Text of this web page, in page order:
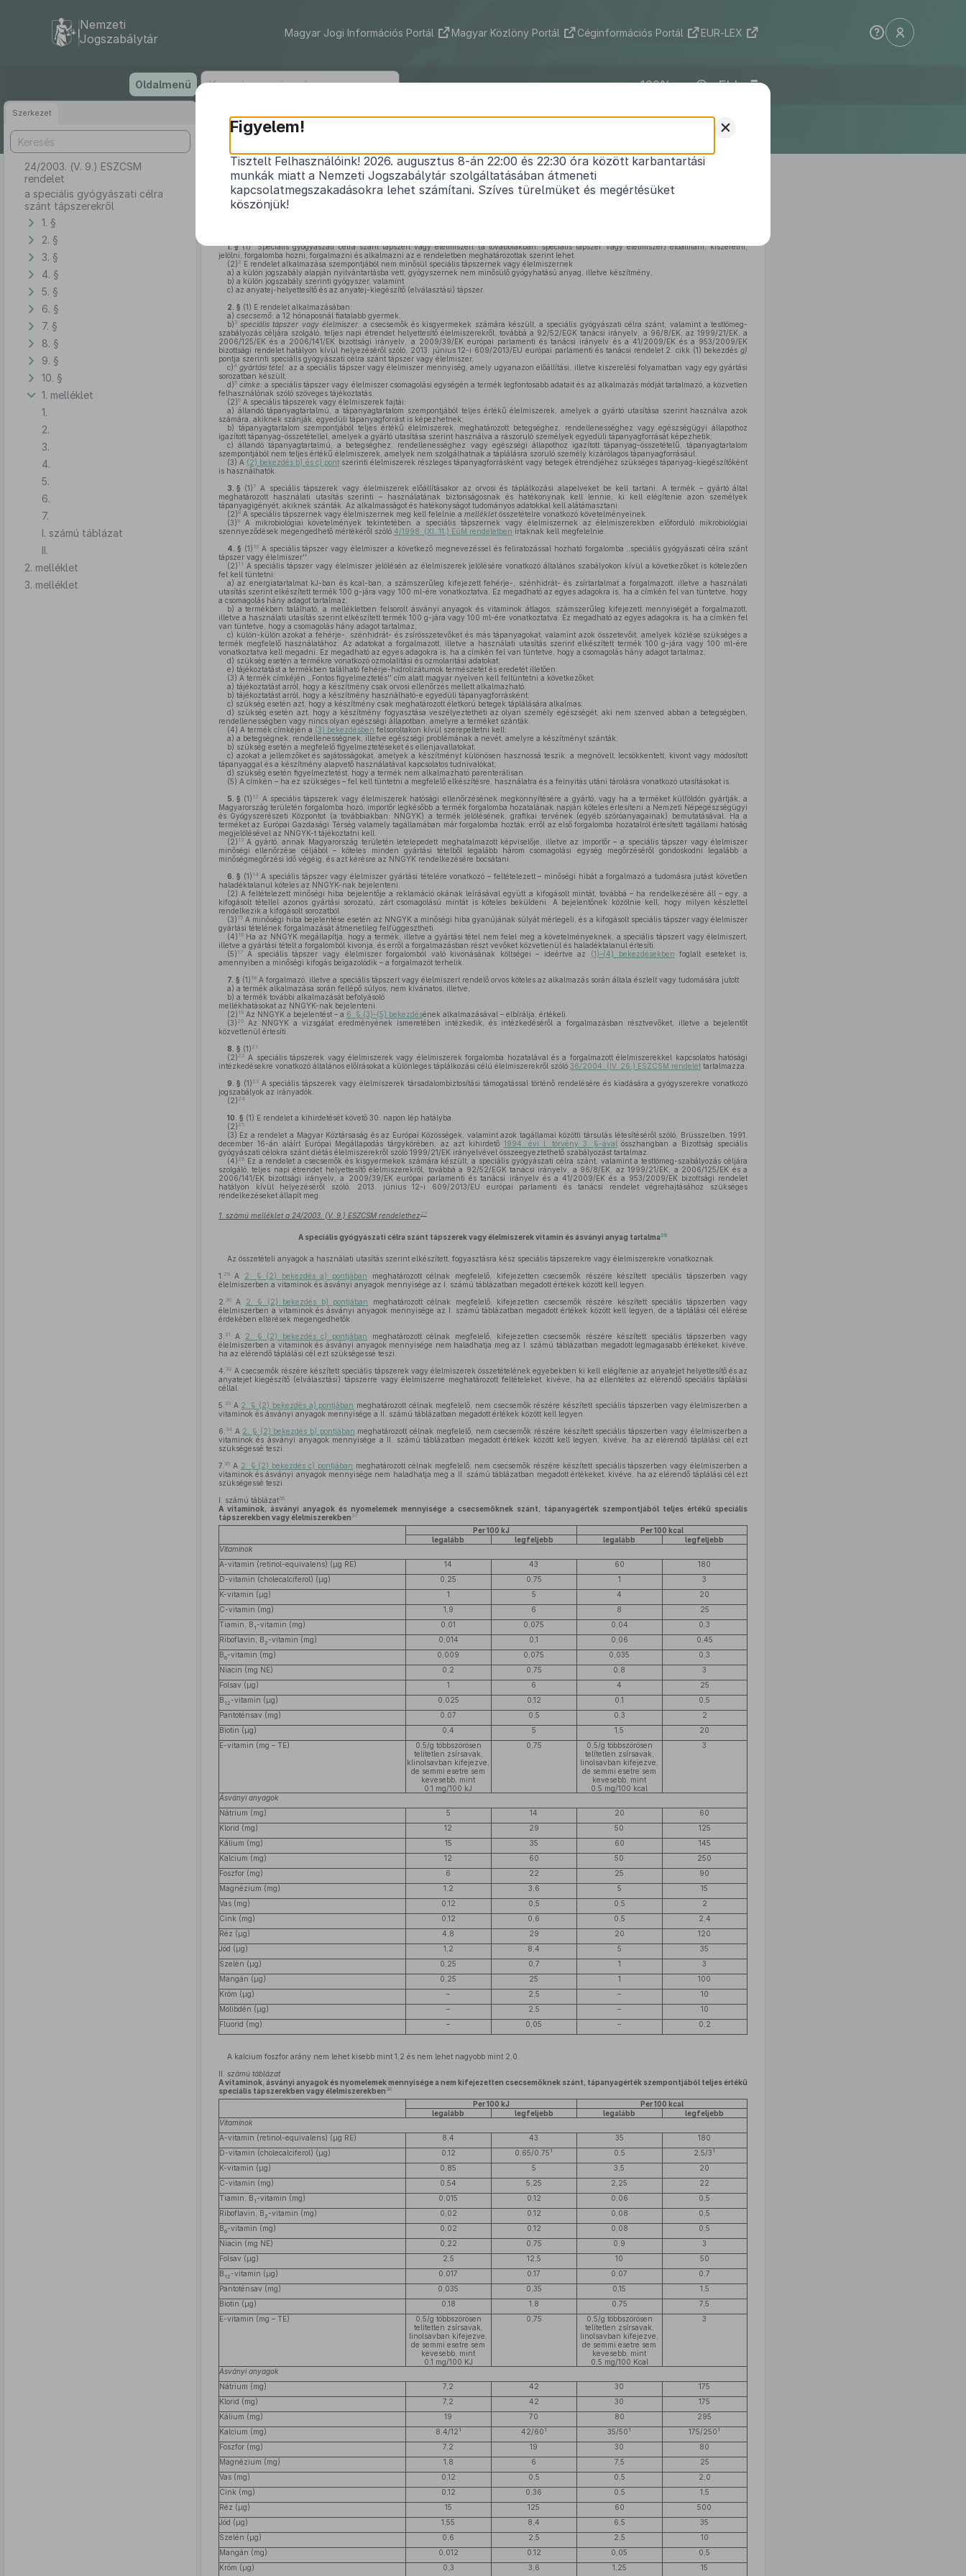
tartalomra
Nemzeti
Jogszabálytár
Magyar Jogi Információs Portál Magyar Közlöny Portál Céginformációs Portál EUR-LEX
Oldalmenü ELI
Szerkezet
24/2003. (V. 9.) ESZCSM
rendelet
a speciális gyógyászati célra
szánt tápszerekről
1. §
2. §
3. §
4. §
5. §
6. §
7. §
8. §
9. §
10. §
1. melléklet
1.
2.
3.
4.
5.
6.
7.
I. számú táblázat
II.
2. melléklet
3. melléklet
24/2003. (V. 9.) ESZCSM rendelet
a speciális gyógyászati célra szánt tápszerekről
Hatályos: 2023. 08. 11. –
1. §(1) Speciális gyógyászati célra szánt tápszert vagy élelmiszert (a továbbiakban: speciális tápszer vagy élelmiszer) előállítani, kiszerelni,
jelölni, forgalomba hozni, forgalmazni és alkalmazni az e rendeletben meghatározottak szerint lehet.
(2) 2 E rendelet alkalmazása szempontjából nem minősül speciális tápszernek vagy élelmiszernek
a) a külön jogszabály alapján nyilvántartásba vett, gyógyszernek nem minősülő gyógyhatású anyag, illetve készítmény,
b) a külön jogszabály szerinti gyógyszer, valamint
c) az anyatej-helyettesítő és az anyatej-kiegészítő (elválasztási) tápszer.
2. § (1) E rendelet alkalmazásában:
a) csecsemő: a 12 hónaposnál fiatalabb gyermek,
b) 3 speciális tápszer vagy élelmiszer: a csecsemők és kisgyermekek számára készült, a speciális gyógyászati célra szánt, valamint a testtömeg-
szabályozás céljára szolgáló, teljes napi étrendet helyettesítő élelmiszerekről, továbbá a 92/52/EGK tanácsi irányelv, a 96/8/EK, az 1999/21/EK, a
2006/125/EK és a 2006/141/EK bizottsági irányelv, a 2009/39/EK európai parlamenti és tanácsi irányelv és a 41/2009/EK és a 953/2009/EK
bizottsági rendelet hatályon kívül helyezéséről szóló, 2013. június 12-i 609/2013/EU európai parlamenti és tanácsi rendelet 2. cikk (1) bekezdésg)
pontja szerinti speciális gyógyászati célra szánt tápszer vagy élelmiszer,
c)4 gyártási tétel: az a speciális tápszer vagy élelmiszer mennyiség, amely ugyanazon előállítási, illetve kiszerelési folyamatban vagy egy gyártási
sorozatban készült,
d)5 címke: a speciális tápszer vagy élelmiszer csomagolási egységén a termék legfontosabb adatait és az alkalmazás módját tartalmazó, a közvetlen
felhasználónak szóló szöveges tájékoztatás.
(2)6A speciális tápszerek vagy élelmiszerek fajtái:
a) állandó tápanyagtartalmú, a tápanyagtartalom szempontjából teljes értékű élelmiszerek, amelyek a gyártó utasítása szerint használva azok
számára, akiknek szánják, egyedüli tápanyagforrást is képezhetnek;
b) tápanyagtartalom szempontjából teljes értékű élelmiszerek, meghatározott betegséghez, rendellenességhez vagy egészségügyi állapothoz
igazított tápanyag-összetétellel, amelyek a gyártó utasítása szerint használva a rászoruló személyek egyedüli tápanyagforrását képezhetik;
c) állandó tápanyagtartalmú, a betegséghez, rendellenességhez vagy egészségi állapothoz igazított tápanyag-összetételű, tápanyagtartalom
szempontjából nem teljes értékű élelmiszerek, amelyek nem szolgálhatnak a táplálásra szoruló személy kizárólagos tápanyagforrásául.
(3) A (2) bekezdés b) és c) pontszerinti élelmiszerek részleges tápanyagforrásként vagy betegek étrendjéhez szükséges tápanyag-kiegészítőként
is használhatók.
3. § (1)7
A speciális tápszerek vagy élelmiszerek előállításakor az orvosi és táplálkozási alapelveket be kell tartani. A termék – gyártó által
meghatározott használati utasítás szerinti – használatának biztonságosnak és hatékonynak kell lennie, ki kell elégítenie azon személyek
tápanyagigényét, akiknek szánták. Az alkalmasságot és hatékonyságot tudományos adatokkal kell alátámasztani.
(2)8A speciális tápszernek vagy élelmiszernek meg kell felelnie a mellékletösszetételre vonatkozó követelményeinek.
(3)9A mikrobiológiai követelmények tekintetében a speciális tápszernek vagy élelmiszernek az élelmiszerekben előforduló mikrobiológiai
szennyeződések megengedhető mértékéről szóló 4/1998. (XI. 11.) EüM rendeletben írtaknak kell megfelelnie.
4. § (1) 10A speciális tápszer vagy élelmiszer a következő megnevezéssel és feliratozással hozható forgalomba ,,speciális gyógyászati célra szánt
tápszer vagy élelmiszer''.
(2) 11 A speciális tápszer vagy élelmiszer jelölésén az élelmiszerek jelölésére vonatkozó általános szabályokon kívül a következőket is kötelezően
fel kell tüntetni:
a) az energiatartalmat kJ-ban és kcal-ban, a számszerűleg kifejezett fehérje-, szénhidrát- és zsírtartalmat a forgalmazott, illetve a használati
utasítás szerint elkészített termék 100 g-jára vagy 100 ml-ére vonatkoztatva. Ez megadható az egyes adagokra is, ha a címkén fel van tüntetve, hogy
a csomagolás hány adagot tartalmaz;
b) a termékben található, a mellékletben felsorolt ásványi anyagok és vitaminok átlagos, számszerűleg kifejezett mennyiségét a forgalmazott,
illetve a használati utasítás szerint elkészített termék 100 g-jára vagy 100 ml-ére vonatkoztatva. Ez megadható az egyes adagokra is, ha a címkén fel
van tüntetve, hogy a csomagolás hány adagot tartalmaz;
c) külön-külön azokat a fehérje-, szénhidrát- és zsírösszetevőket és más tápanyagokat, valamint azok összetevőit, amelyek közlése szükséges a
termék megfelelő használatához. Az adatokat a forgalmazott, illetve a használati utasítás szerint elkészített termék 100 g-jára vagy 100 ml-ére
vonatkoztatva kell megadni. Ez megadható az egyes adagokra is, ha a címkén fel van tüntetve, hogy a csomagolás hány adagot tartalmaz;
d) szükség esetén a termékre vonatkozó ozmolalitási és ozmolaritási adatokat;
e) tájékoztatást a termékben található fehérje-hidrolizátumok természetét és eredetét illetően.
(3) A termék címkéjén ,,Fontos figyelmeztetés'' cím alatt magyar nyelven kell feltüntetni a következőket:
a) tájékoztatást arról, hogy a készítmény csak orvosi ellenőrzés mellett alkalmazható;
b) tájékoztatást arról, hogy a készítmény használható-e egyedüli tápanyagforrásként;
c) szükség esetén azt, hogy a készítmény csak meghatározott életkorú betegek táplálására alkalmas;
d) szükség esetén azt, hogy a készítmény fogyasztása veszélyeztetheti az olyan személy egészségét, aki nem szenved abban a betegségben,
rendellenességben vagy nincs olyan egészségi állapotban, amelyre a terméket szánták.
(4) A termék címkéjén a (3) bekezdésben felsoroltakon kívül szerepeltetni kell:
a) a betegségnek, rendellenességnek, illetve egészségi problémának a nevét, amelyre a készítményt szánták;
b) szükség esetén a megfelelő figyelmeztetéseket és ellenjavallatokat;
c) azokat a jellemzőket és sajátosságokat, amelyek a készítményt különösen hasznossá teszik, a megnövelt, lecsökkentett, kivont vagy módosított
tápanyaggal és a készítmény alapvető használatával kapcsolatos tudnivalókat;
d) szükség esetén figyelmeztetést, hogy a termék nem alkalmazható parenterálisan.
(5) A címkén – ha ez szükséges – fel kell tüntetni a megfelelő elkészítésre, használatra és a felnyitás utáni tárolásra vonatkozó utasításokat is.
5. § (1) 12
A speciális tápszerek vagy élelmiszerek hatósági ellenőrzésének megkönnyítésére a gyártó, vagy ha a terméket külföldön gyártják, a
Magyarország területén forgalomba hozó, importőr legkésőbb a termék forgalomba hozatalának napján köteles értesíteni a Nemzeti Népegészségügyi
és Gyógyszerészeti Központot (a továbbiakban: NNGYK) a termék jelölésének, grafikai tervének (egyéb szóróanyagainak) bemutatásával. Ha a
terméket az Európai Gazdasági Térség valamely tagállamában már forgalomba hozták, erről az első forgalomba hozatalról értesített tagállami hatóság
megjelölésével az NNGYK-t tájékoztatni kell.
(2) 13A gyártó, annak Magyarország területén letelepedett meghatalmazott képviselője, illetve az importőr – a speciális tápszer vagy élelmiszer
minőségi ellenőrzése céljából – köteles minden gyártási tételből legalább három csomagolási egység megőrzéséről gondoskodni legalább a
minőségmegőrzési idő végéig, és azt kérésre az NNGYK rendelkezésére bocsátani.
6. § (1) 14A speciális tápszer vagy élelmiszer gyártási tételére vonatkozó – feltételezett – minőségi hibát a forgalmazó a tudomásra jutást követően
haladéktalanul köteles az NNGYK-nak bejelenteni.
(2) A feltételezett minőségi hiba bejelentője a reklamáció okának leírásával együtt a kifogásolt mintát, továbbá – ha rendelkezésére áll – egy, a
kifogásolt tétellel azonos gyártási sorozatú, zárt csomagolású mintát is köteles beküldeni. A bejelentőnek közölnie kell, hogy milyen készlettel
rendelkezik a kifogásolt sorozatból.
(3) 15A minőségi hiba bejelentése esetén az NNGYK a minőségi hiba gyanújának súlyát mérlegeli, és a kifogásolt speciális tápszer vagy élelmiszer
gyártási tételének forgalmazását átmenetileg felfüggesztheti.
(4) 16Ha az NNGYK megállapítja, hogy a termék, illetve a gyártási tétel nem felel meg a követelményeknek, a speciális tápszert vagy élelmiszert,
illetve a gyártási tételt a forgalomból kivonja, és erről a forgalmazásban részt vevőket közvetlenül és haladéktalanul értesíti.
(5) 17A speciális tápszer vagy élelmiszer forgalomból való kivonásának költségei – ideértve az (1)–(4) bekezdésekben foglalt eseteket is,
amennyiben a minőségi kifogás beigazolódik – a forgalmazót terhelik.
7. § (1) 18A forgalmazó, illetve a speciális tápszert vagy élelmiszert rendelő orvos köteles az alkalmazás során általa észlelt vagy tudomására jutott
a) a termék alkalmazása során fellépő súlyos, nem kívánatos, illetve,
b) a termék további alkalmazását befolyásoló
mellékhatásokat az NNGYK-nak bejelenteni.
(2) 19Az NNGYK a bejelentést – a 6. § (3)–(5) bekezdésének alkalmazásával – elbírálja, értékeli.
(3) 20Az NNGYK a vizsgálat eredményének ismeretében intézkedik, és intézkedéséről a forgalmazásban résztvevőket, illetve a bejelentőt
közvetlenül értesíti.
8. § (1) 21
(2) 22 A speciális tápszerek vagy élelmiszerek vagy élelmiszerek forgalomba hozatalával és a forgalmazott élelmiszerekkel kapcsolatos hatósági
intézkedésekre vonatkozó általános előírásokat a különleges táplálkozási célú élelmiszerekről szóló 36/2004. (IV. 26.) ESZCSM rendelettartalmazza.
9. § (1) 23A speciális tápszerek vagy élelmiszerek társadalombiztosítási támogatással történő rendelésére és kiadására a gyógyszerekre vonatkozó
jogszabályok az irányadók.
(2) 24
10. § (1) E rendelet a kihirdetését követő 30. napon lép hatályba.
(2) 25
(3) Ez a rendelet a Magyar Köztársaság és az Európai Közösségek, valamint azok tagállamai közötti társulás létesítéséről szóló, Brüsszelben, 1991.
december 16-án aláírt Európai Megállapodás tárgykörében, az azt kihirdető 1994. évi I. törvény 3. §-ával összhangban a Bizottság speciális
gyógyászati célokra szánt diétás élelmiszerekről szóló 1999/21/EK irányelvével összeegyeztethető szabályozást tartalmaz.
(4) 26Ez a rendelet a csecsemők és kisgyermekek számára készült, a speciális gyógyászati célra szánt, valamint a testtömeg-szabályozás céljára
szolgáló, teljes napi étrendet helyettesítő élelmiszerekről, továbbá a 92/52/EGK tanácsi irányelv, a 96/8/EK, az 1999/21/EK, a 2006/125/EK és a
2006/141/EK bizottsági irányelv, a 2009/39/EK európai parlamenti és tanácsi irányelv és a 41/2009/EK és a 953/2009/EK bizottsági rendelet
hatályon kívül helyezéséről szóló, 2013. június 12-i 609/2013/EU európai parlamenti és tanácsi rendelet végrehajtásához szükséges
rendelkezéseket állapít meg.
1. számú melléklet a 24/2003. (V. 9.) ESZCSM rendelethez 27
A speciális gyógyászati célra szánt tápszerek vagy élelmiszerek vitamin és ásványi anyag tartalma28
Az összetételi anyagok a használati utasítás szerint elkészített, fogyasztásra kész speciális tápszerekre vagy élelmiszerekre vonatkoznak.
1. 29A 2. § (2) bekezdés a) pontjában meghatározott célnak megfelelő, kifejezetten csecsemők részére készített speciális tápszerben vagy
élelmiszerben a vitaminok és ásványi anyagok mennyisége az I. számú táblázatban megadott értékek között kell legyen.
2. 30A 2. § (2) bekezdés b) pontjában
meghatározott célnak megfelelő, kifejezetten csecsemők részére készített speciális tápszerben vagy
élelmiszerben a vitaminok és ásványi anyagok mennyisége az I. számú táblázatban megadott értékek között kell legyen, de a táplálási cél elérése
érdekében eltérések megengedhetők.
3. 31 A 2. § (2) bekezdés c) pontjában meghatározott célnak megfelelő, kifejezetten csecsemők részére készített speciális tápszerben vagy
élelmiszerben a vitaminok és ásványi anyagok mennyisége nem haladhatja meg az I. számú táblázatban megadott legmagasabb értékeket, kivéve,
ha az elérendő táplálási cél ezt szükségessé teszi.
4. 32 A csecsemők részére készített speciális tápszerek vagy élelmiszerek összetételének egyebekben ki kell elégítenie az anyatejet helyettesítő és az
anyatejet kiegészítő (elválasztási) tápszerre vagy élelmiszerre meghatározott feltételeket, kivéve, ha az ellentétes az elérendő speciális táplálási
céllal.
5. 33A 2. § (2) bekezdés a) pontjában meghatározott célnak megfelelő, nem csecsemők részére készített speciális tápszerben vagy élelmiszerben a
vitaminok és ásványi anyagok mennyisége a II. számú táblázatban megadott értékek között kell legyen.
6. 34A 2. § (2) bekezdés b) pontjában meghatározott célnak megfelelő, nem csecsemők részére készített speciális tápszerben vagy élelmiszerben a
vitaminok és ásványi anyagok mennyisége a II. számú táblázatban megadott értékek között kell legyen, kivéve, ha az elérendő táplálási cél ezt
szükségessé teszi.
7. 35A 2. § (2) bekezdés c) pontjában meghatározott célnak megfelelő, nem csecsemők részére készített speciális tápszerben vagy élelmiszerben a
vitaminok és ásványi anyagok mennyisége nem haladhatja meg a II. számú táblázatban megadott értékeket, kivéve, ha az elérendő táplálási cél ezt
szükségessé teszi.
I. számú táblázat36
A vitaminok, ásványi anyagok és nyomelemek mennyisége a csecsemőknek szánt, tápanyagérték szempontjából teljes értékű speciális
tápszerekben vagy élelmiszerekben 37
Per 100 kJ
Per 100 kcal
legalább
legfeljebb legalább
legfeljebb
Vitaminok
A-vitamin (retinol-equivalens) (μg RE)
14 43 60
180
D-vitamin (cholecalciferol) (μg)
0,25 0,75 1
3
K-vitamin (μg)
1 5 4
20
C-vitamin (mg)
1,9 6 8
25
Tiamin, B 1-vitamin (mg) 0,01 0,075 0,04
0,3
Riboflavin, B2-vitamin (mg) 0,014 0,1 0,06
0,45
B6-vitamin (mg) 0,009 0,075 0,035
0,3
Niacin (mg NE)
0,2 0,75 0,8
3
Folsav (μg)
1 6 4
25
B 12-vitamin (μg) 0,025 0,12 0,1
0,5
Pantoténsav (mg)
0,07 0,5 0,3
2
Biotin (μg)
0,4 5 1,5
20
E-vitamin (mg – TE)
0,5/g többszörösen
telítetlen zsírsavak,
klinolsavban kifejezve,
de semmi esetre sem
kevesebb, mint
0,1 mg/100 kJ
0,75
0,5/g többszörösen
telítetlen zsírsavak,
linolsavban kifejezve,
de semmi esetre sem
kevesebb, mint
0,5 mg/100 kcal
3
Ásványi anyagok
Nátrium (mg)
5 14 20
60
Klorid (mg)
12 29 50
125
Kálium (mg)
15 35 60
145
Kalcium (mg)
12 60 50
250
Foszfor (mg)
6 22 25
90
Magnézium (mg)
1,2 3,6 5
15
Vas (mg)
0,12 0,5 0,5
2
Cink (mg)
0,12 0,6 0,5
2,4
Réz (μg)
4,8 29 20
120
Jód (μg)
1,2 8,4 5
35
Szelén (μg)
0,25 0,7 1
3
Mangán (μg)
0,25 25 1
100
Króm (μg)
– 2,5 –
10
Molibdén (μg)
– 2,5 –
10
Fluorid (mg)
– 0,05 – 0,2
A kalcium foszfor arány nem lehet kisebb mint 1,2 és nem lehet nagyobb mint 2,0.
II. számú táblázat
A vitaminok, ásványi anyagok és nyomelemek mennyisége a nem kifejezetten csecsemőknek szánt, tápanyagérték szempontjából teljes értékű
speciális tápszerekben vagy élelmiszerekben 38
Per 100 kJ
Per 100 kcal
legalább
legfeljebb legalább
legfeljebb
Vitaminok
A-vitamin (retinol-equivalens) (μg RE)
8,4 43 35
180
D-vitamin (cholecalciferol) (μg)
0,12 0,65/0,75 1 0,5 2,5/3 1
K-vitamin (μg) 0,85 5 3,5
20
C-vitamin (mg)
0,54 5,25 2,25
22
Tiamin, B 1-vitamin (mg) 0,015 0,12 0,06
0,5
Riboflavin, B2-vitamin (mg) 0,02 0,12 0,08
0,5
B6-vitamin (mg) 0,02 0,12 0,08
0,5
Niacin (mg NE)
0,22 0,75 0,9
3
Folsav (μg)
2,5 12,5 10
50
B 12-vitamin (μg) 0,017 0,17 0,07
0,7
Pantoténsav (mg)
0,035 0,35 0,15
1,5
Biotin (μg)
0,18 1,8 0,75
7,5
E-vitamin (mg – TE)
0,5/g többszörösen
telítetlen zsírsavak,
linolsavban kifejezve,
de semmi esetre sem
kevesebb, mint
0,1 mg/100 KJ
0,75
0,5/g többszörösen
telítetlen zsírsavak,
linolsavban kifejezve,
de semmi esetre sem
kevesebb, mint
0,5 mg/100 Kcal
3
Ásványi anyagok
Nátrium (mg)
7,2 42 30
175
Klorid (mg)
7,2 42 30
175
Kálium (mg)
19 70 80
295
Kalcium (mg)
8,4/12 1 42/60 1 35/50 1 175/250 1
Foszfor (mg) 7,2 19 30
80
Magnézium (mg)
1,8 6 7,5
25
Vas (mg)
0,12 0,5 0,5
2,0
Cink (mg)
0,12 0,36 0,5
1,5
Réz (μg)
15 125 60
500
Jód (μg)
1,55 8,4 6,5
35
Szelén (μg)
0,6 2,5 2,5
10
Mangán (mg)
0,012 0,12 0,05
0,5
Króm (μg)
0,3 3,6 1,25 15
+
Figyelem!
Tisztelt Felhasználóink! 2026. augusztus 8-án 22:00 és 22:30 óra között karbantartási
munkák miatt a Nemzeti Jogszabálytár szolgáltatásában átmeneti
kapcsolatmegszakadásokra lehet számítani. Szíves türelmüket és megértésüket
köszönjük!